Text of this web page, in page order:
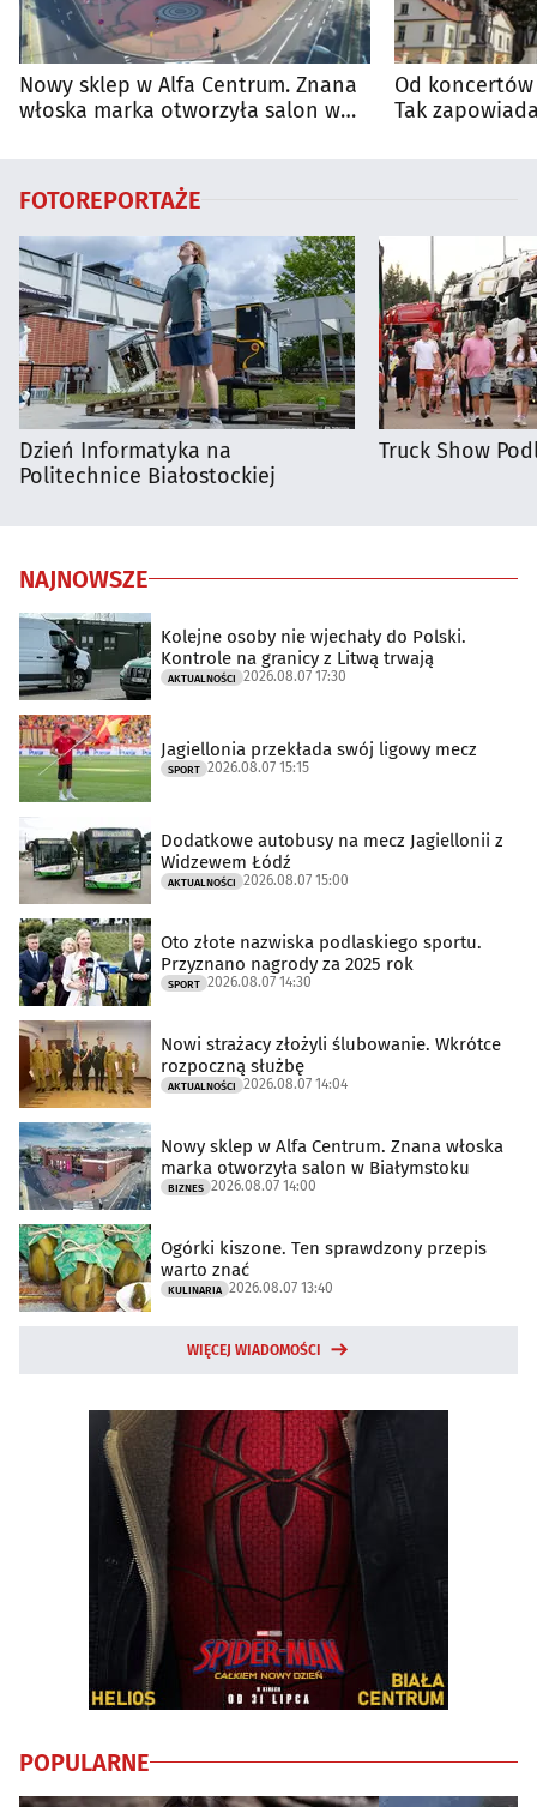
Nowy sklep w Alfa Centrum. Znana
włoska marka otworzyła salon w
Od
Tak
FOTOREPORTAŻE
Dzień Informatyka na
Politechnice Białostockiej
Truck Show
NAJNOWSZE
Kolejne osoby nie wjechały do Polski.
Kontrole na granicy z Litwą trwają
AKTUALNOŚCI 2026.08.07 17:30
Jagiellonia przekłada swój ligowy mecz
SPORT 2026.08.07 15:15
Dodatkowe autobusy na mecz Jagiellonii z
Widzewem Łódź
AKTUALNOŚCI 2026.08.07 15:00
Oto złote nazwiska podlaskiego sportu.
Przyznano nagrody za 2025 rok
SPORT 2026.08.07 14:30
Nowi strażacy złożyli ślubowanie. Wkrótce
rozpoczną służbę
AKTUALNOŚCI 2026.08.07 14:04
Nowy sklep w Alfa Centrum. Znana włoska
marka otworzyła salon w Białymstoku
BIZNES 2026.08.07 14:00
Ogórki kiszone. Ten sprawdzony przepis
warto znać
KULINARIA 2026.08.07 13:40
WIĘCEJ WIADOMOŚCI
POPULARNE